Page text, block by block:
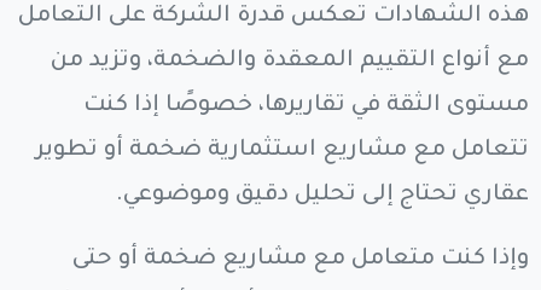
هذه الشهادات تعكس قدرة الشركة على التعامل
مع أنواع التقييم المعقدة والضخمة، وتزيد من
مستوى الثقة في تقاريرها، خصوصًا إذا كنت
تتعامل مع مشاريع استثمارية ضخمة أو تطوير
عقاري تحتاج إلى تحليل دقيق وموضوعي.
وإذا كنت متعامل مع مشاريع ضخمة أو حتى